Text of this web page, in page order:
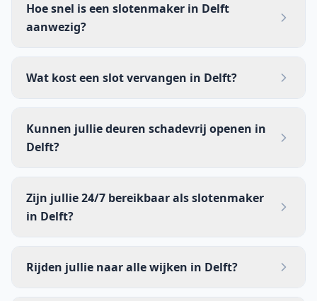
Hoe snel is een slotenmaker in Delft
aanwezig?
Wat kost een slot vervangen in Delft?
Kunnen jullie deuren schadevrij openen in
Delft?
Zijn jullie 24/7 bereikbaar als slotenmaker
in Delft?
Rijden jullie naar alle wijken in Delft?